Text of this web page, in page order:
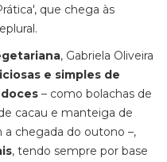
que chega às
, Gabriela Oliveira
e simples de
– como bolachas de
cacau e manteiga de
chegada do outono –,
, tendo sempre por base